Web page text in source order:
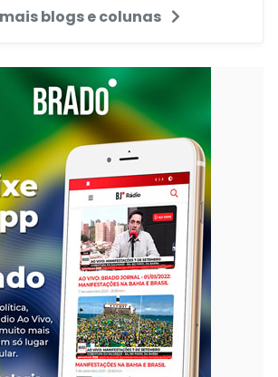
blogs e colunas